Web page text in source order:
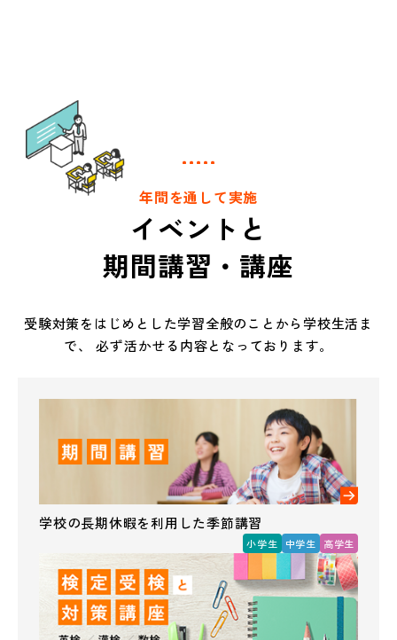
年間を通して実施
イベントと
期間講習・講座
受験対策をはじめとした学習全般のことから学校生活ま
で、
必ず活かせる内容となっております。
学校の長期休暇を利用した季節講習
小学生 中学生 高学生